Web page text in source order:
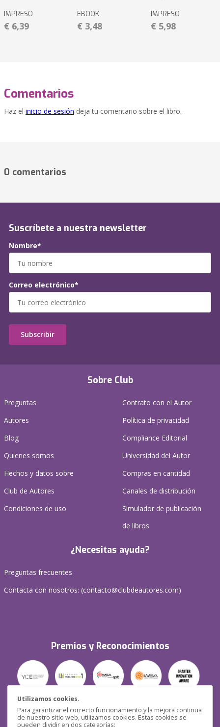
Utilizamos cookies.
Para garantizar el correcto funcionamiento y la mejora continua
de nuestro sitio web, utilizamos cookies. Estas cookies se
pueden dividir en dos categorías:
IMPRESO
€ 6,39
EBOOK
€ 3,48
IMPRESO
€ 5,98
Comentarios
Haz el inicio de sesión deja tu comentario sobre el libro.
0 comentarios
Sobre Club
Preguntas
Autores
Blog
Quienes somos
Hechos y datos sobre
Club de Autores
Condiciones de uso
Contrato con el Autor
Política de privacidad
Compliance Editorial
Universidad del Autor
Compras en cantidad
Canales de distribución
Simulador de publicación
de libros
¿Necesitas ayuda?
Preguntas frecuentes
Contacta con nosotros: (contacto@clubdeautores.com)
Premios y Reconocimientos
Seguridad
Suscríbete a nuestra newsletter
Nombre*
Correo electrónico*
Subscribir